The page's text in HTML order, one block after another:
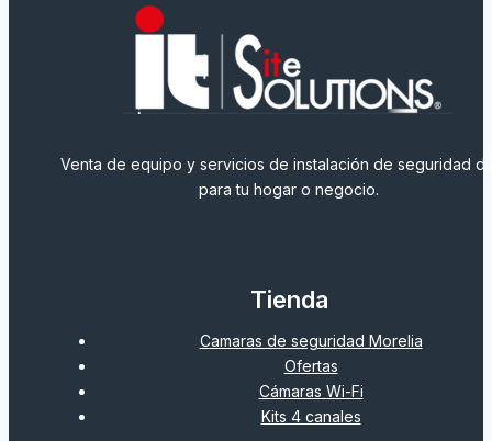
Venta de equipo y servicios de instalación de seguridad
para tu hogar o negocio.
Tienda
Camaras de seguridad Morelia
Ofertas
Cámaras Wi-Fi
Kits 4 canales